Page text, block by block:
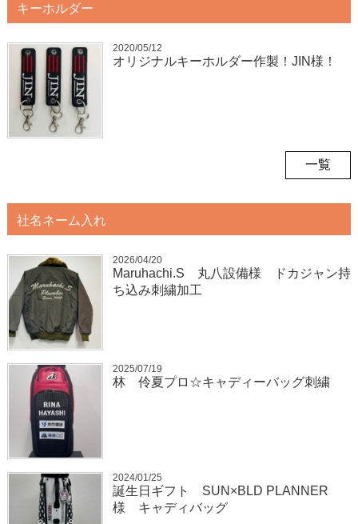
キーホルダー
2020/05/12
オリジナルキーホルダー作製！JIN様！
一覧
社名ネーム入れ
2026/04/20
Maruhachi.S 丸八設備様 ドカジャン持
ち込み刺繍加工
2025/07/19
林 伶夏プロ☆キャディーバッグ刺繍
2024/01/25
誕生日ギフト SUN×BLD PLANNER
様 キャディバッグ